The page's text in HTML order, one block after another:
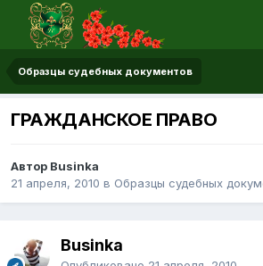
Образцы судебных документов
ГРАЖДАНСКОЕ ПРАВО
Автор Businka
21 апреля, 2010 в Образцы судебных
Businka